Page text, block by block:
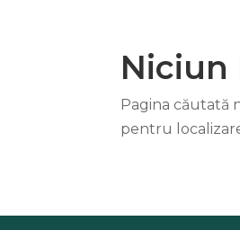
Niciun
Pagina căutată
pentru